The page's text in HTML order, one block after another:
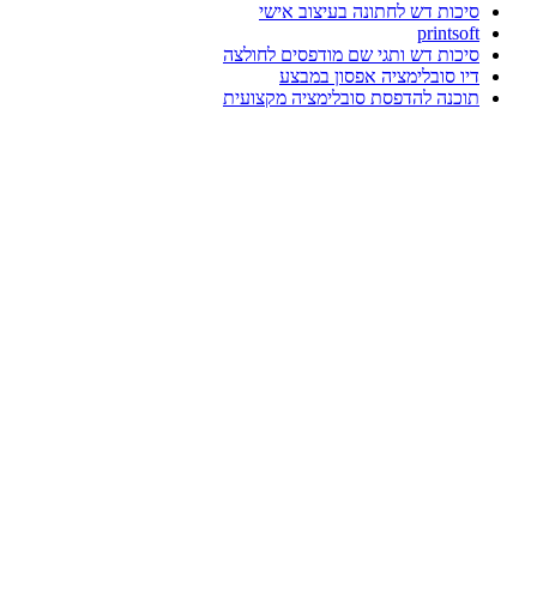
סיכות דש לחתונה בעיצוב אישי
printsoft
סיכות דש ותגי שם מודפסים לחולצה
דיו סובלימציה אפסון במבצע
תוכנה להדפסת סובלימציה מקצועית